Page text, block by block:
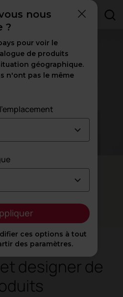
designer de
nous
?
pour voir le
de produits
géographique.
n'ont pas le même
ces options à tout
des paramètres.